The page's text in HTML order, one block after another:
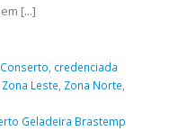
[...]
Conserto, credenciada
Zona Leste, Zona Norte,
Geladeira Brastemp